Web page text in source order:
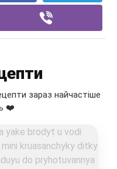
зараз найчастіше
❤️